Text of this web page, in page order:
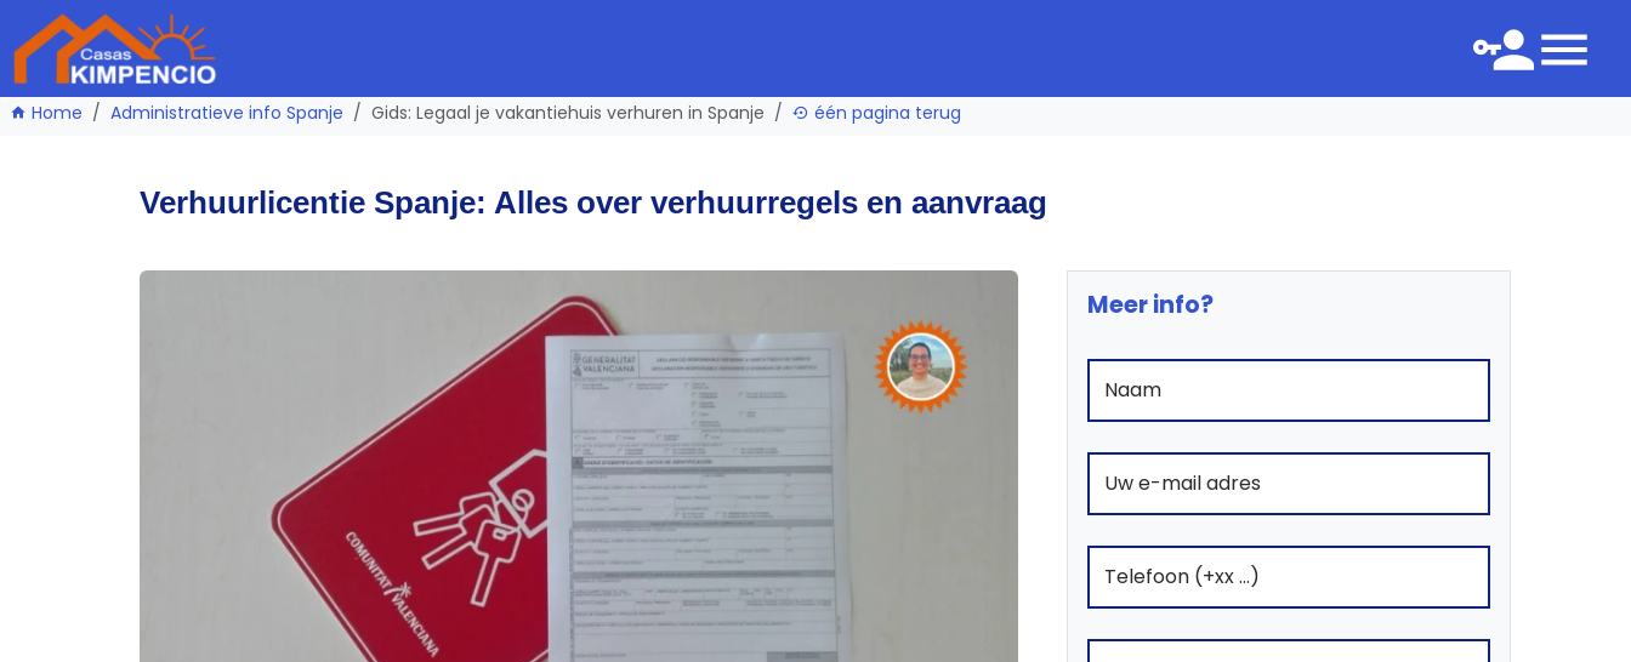
Home Administratieve info Spanje Gids: Legaal je vakantiehuis verhuren in Spanje één pagina terug
Verhuurlicentie Spanje: Alles over verhuurregels en aanvraag
Meer info?